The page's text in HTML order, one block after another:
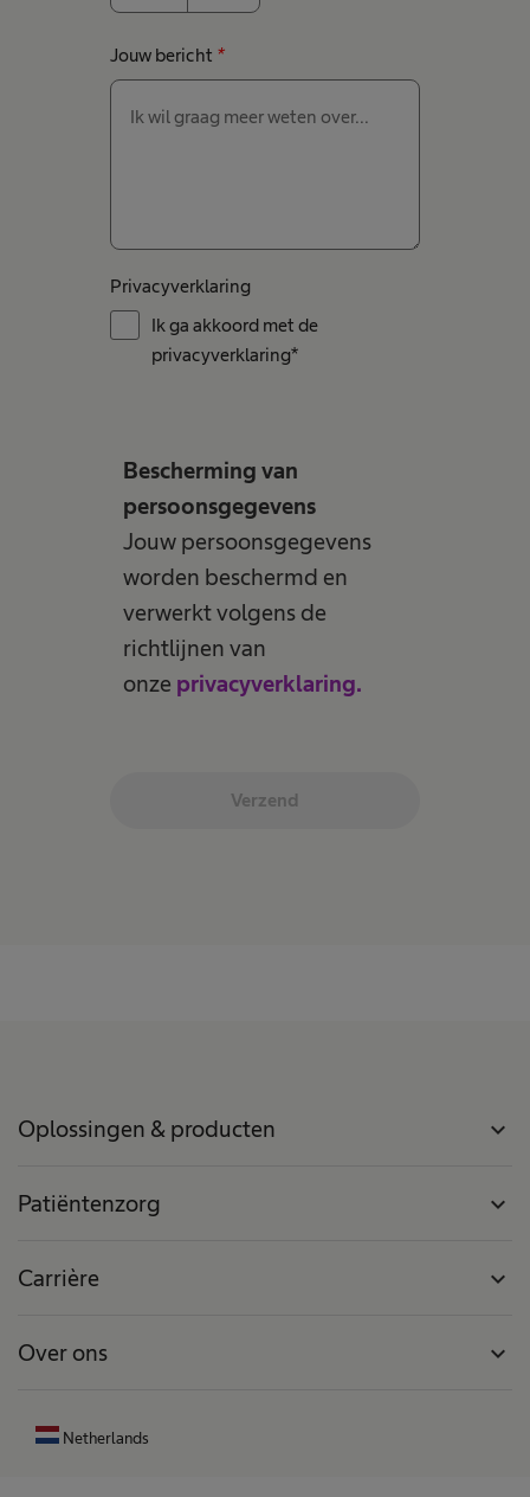
Jouw bericht *
Privacyverklaring
Ik ga akkoord met de
privacyverklaring*
Bescherming van
persoonsgegevens
Jouw persoonsgegevens
worden beschermd en
verwerkt volgens de
richtlijnen van
onze privacyverklaring.
Verzend
Oplossingen & producten expand_more
Patiëntenzorg expand_more
Carrière expand_more
Over ons expand_more
Netherlands